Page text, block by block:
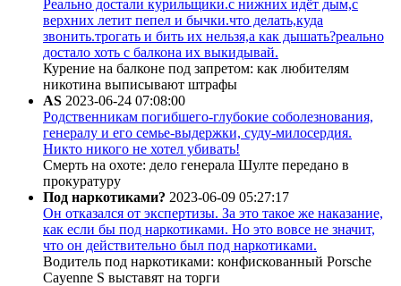
Реально достали курильщики.с нижних идёт дым,с
верхних летит пепел и бычки.что делать,куда
звонить.трогать и бить их нельзя,а как дышать?реально
достало хоть с балкона их выкидывай.
Курение на балконе под запретом: как любителям
никотина выписывают штрафы
AS 2023-06-24 07:08:00
Родственникам погибшего-глубокие соболезнования,
генералу и его семье-выдержки, суду-милосердия.
Никто никого не хотел убивать!
Смерть на охоте: дело генерала Шулте передано в
прокуратуру
Под наркотиками? 2023-06-09 05:27:17
Он отказался от экспертизы. За это такое же наказание,
как если бы под наркотиками. Но это вовсе не значит,
что он действительно был под наркотиками.
Водитель под наркотиками: конфискованный Porsche
Cayenne S выставят на торги